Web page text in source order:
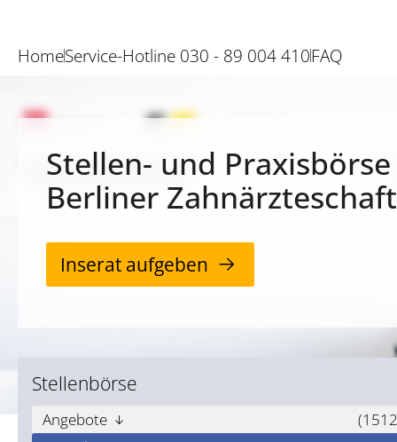
HomeService-Hotline 030 - 89 004 410FAQ
Stellen- und
Berliner Zahnärzteschaft
Inserat aufgeben
Stellenbörse
Angebote